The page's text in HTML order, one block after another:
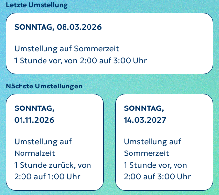
Letzte Umstellung
SONNTAG, 08.03.2026
Umstellung auf Sommerzeit
1 Stunde vor, von 2:00 auf 3:00 Uhr
Nächste Umstellungen
SONNTAG,
01.11.2026
Umstellung auf
Normalzeit
1 Stunde zurück, von
2:00 auf 1:00 Uhr
SONNTAG,
14.03.2027
Umstellung auf
Sommerzeit
1 Stunde vor, von
2:00 auf 3:00 Uhr